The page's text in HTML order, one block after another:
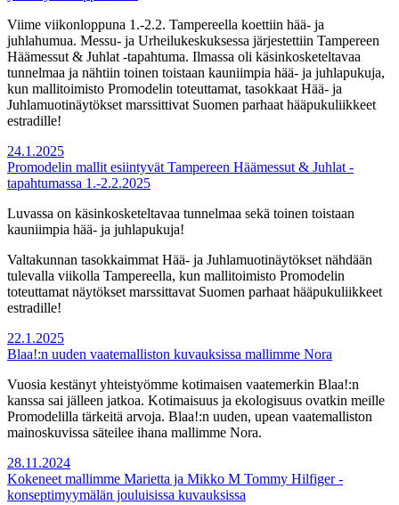
Viime viikonloppuna 1.-2.2. Tampereella koettiin hää- ja
juhlahumua. Messu- ja Urheilukeskuksessa järjestettiin Tampereen
Häämessut & Juhlat -tapahtuma. Ilmassa oli käsinkosketeltavaa
tunnelmaa ja nähtiin toinen toistaan kauniimpia hää- ja juhlapukuja,
kun mallitoimisto Promodelin toteuttamat, tasokkaat Hää- ja
Juhlamuotinäytökset marssittivat Suomen parhaat hääpukuliikkeet
estradille!
24.1.2025
Promodelin mallit esiintyvät Tampereen Häämessut & Juhlat -
tapahtumassa 1.-2.2.2025
Luvassa on käsinkosketeltavaa tunnelmaa sekä toinen toistaan
kauniimpia hää- ja juhlapukuja!
Valtakunnan tasokkaimmat Hää- ja Juhlamuotinäytökset nähdään
tulevalla viikolla Tampereella, kun mallitoimisto Promodelin
toteuttamat näytökset marssittavat Suomen parhaat hääpukuliikkeet
estradille!
22.1.2025
Blaa!:n uuden vaatemalliston kuvauksissa mallimme Nora
Vuosia kestänyt yhteistyömme kotimaisen vaatemerkin Blaa!:n
kanssa sai jälleen jatkoa. Kotimaisuus ja ekologisuus ovatkin meille
Promodelilla tärkeitä arvoja. Blaa!:n uuden, upean vaatemalliston
mainoskuvissa säteilee ihana mallimme Nora.
28.11.2024
Kokeneet mallimme Marietta ja Mikko M Tommy Hilfiger -
konseptimyymälän jouluisissa kuvauksissa